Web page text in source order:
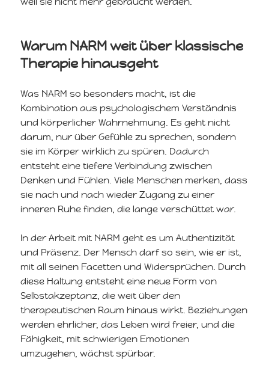
Warum NARM weit über klassische
Therapie hinausgeht
Was NARM so besonders macht, ist die
Kombination aus psychologischem Verständnis
und körperlicher Wahrnehmung. Es geht nicht
darum, nur über Gefühle zu sprechen, sondern
sie im Körper wirklich zu spüren. Dadurch
entsteht eine tiefere Verbindung zwischen
Denken und Fühlen. Viele Menschen merken, dass
sie nach und nach wieder Zugang zu einer
inneren Ruhe finden, die lange verschüttet war.
In der Arbeit mit NARM geht es um Authentizität
und Präsenz. Der Mensch darf so sein, wie er ist,
mit all seinen Facetten und Widersprüchen. Durch
diese Haltung entsteht eine neue Form von
Selbstakzeptanz, die weit über den
therapeutischen Raum hinaus wirkt. Beziehungen
werden ehrlicher, das Leben wird freier, und die
Fähigkeit, mit schwierigen Emotionen
umzugehen, wächst spürbar.